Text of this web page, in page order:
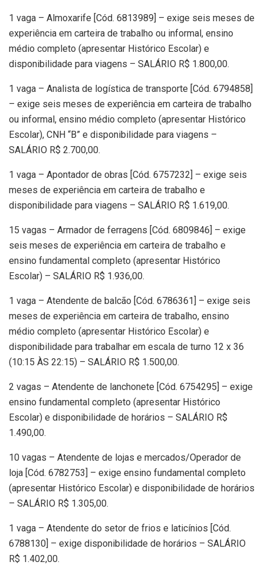
1 vaga – Almoxarife [Cód. 6813989] – exige seis meses de
experiência em carteira de trabalho ou informal, ensino
médio completo (apresentar Histórico Escolar) e
disponibilidade para viagens – SALÁRIO R$ 1.800,00.
1 vaga – Analista de logística de transporte [Cód. 6794858]
– exige seis meses de experiência em carteira de trabalho
ou informal, ensino médio completo (apresentar Histórico
Escolar), CNH “B” e disponibilidade para viagens –
SALÁRIO R$ 2.700,00.
1 vaga – Apontador de obras [Cód. 6757232] – exige seis
meses de experiência em carteira de trabalho e
disponibilidade para viagens – SALÁRIO R$ 1.619,00.
15 vagas – Armador de ferragens [Cód. 6809846] – exige
seis meses de experiência em carteira de trabalho e
ensino fundamental completo (apresentar Histórico
Escolar) – SALÁRIO R$ 1.936,00.
1 vaga – Atendente de balcão [Cód. 6786361] – exige seis
meses de experiência em carteira de trabalho, ensino
médio completo (apresentar Histórico Escolar) e
disponibilidade para trabalhar em escala de turno 12 x 36
(10:15 ÀS 22:15) – SALÁRIO R$ 1.500,00.
2 vagas – Atendente de lanchonete [Cód. 6754295] – exige
ensino fundamental completo (apresentar Histórico
Escolar) e disponibilidade de horários – SALÁRIO R$
1.490,00.
10 vagas – Atendente de lojas e mercados/Operador de
loja [Cód. 6782753] – exige ensino fundamental completo
(apresentar Histórico Escolar) e disponibilidade de horários
– SALÁRIO R$ 1.305,00.
1 vaga – Atendente do setor de frios e laticínios [Cód.
6788130] – exige disponibilidade de horários – SALÁRIO
R$ 1.402,00.